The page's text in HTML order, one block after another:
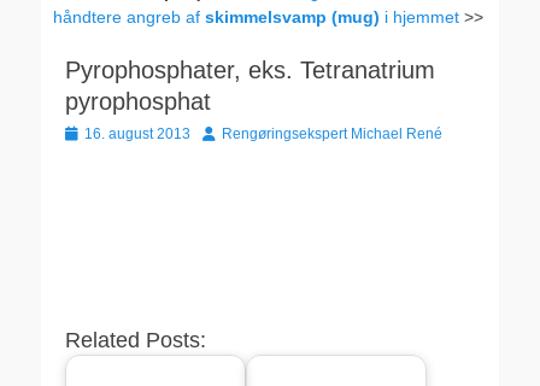
håndtere angreb af skimmelsvamp (mug) i hjemmet >>
Pyrophosphater, eks. Tetranatrium
pyrophosphat
Udgivet
16. august 2013 Forfatter
Rengøringsekspert Michael René
Related Posts: